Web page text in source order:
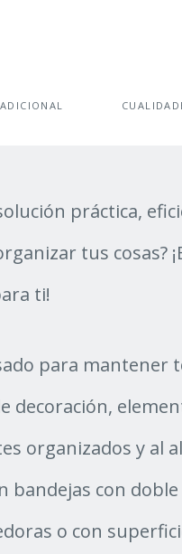
práctica,
tus cosas?
ti!
para mantener
decoración,
organizados y al
bandejas con
o con